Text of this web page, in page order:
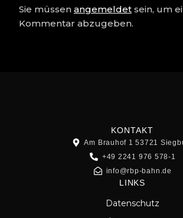
Sie müssen angemeldet sein, um
Kommentar abzugeben.
KONTAKT
Am Brauhof 1 53721
+49 2241 976 578-1
info@rbp-bahn.de
LINKS
Datenschutz